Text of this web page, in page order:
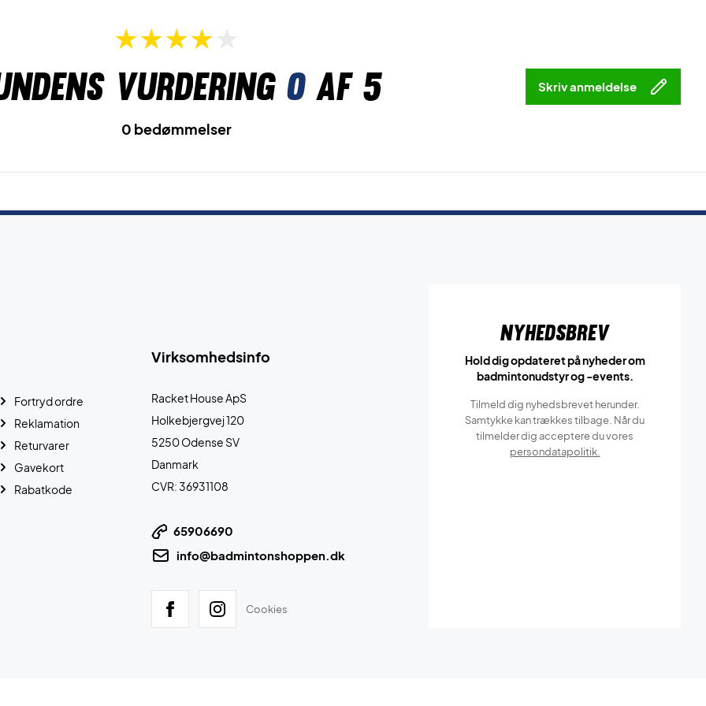
vurdering 0af 5 Skriv anmeldelse
0 bedømmelser
Virksomhedsinfo
Racket House ApS
Holkebjergvej 120
5250 Odense SV
Danmark
CVR: 36931108
65906690
info@badmintonshoppen.dk
Cookies
Fortryd ordre
Reklamation
Returvarer
Gavekort
Rabatkode
Nyhedsbrev
Hold dig opdateret på nyheder om
badmintonudstyr og -events.
Tilmeld dig nyhedsbrevet herunder.
Samtykke kan trækkes tilbage. Når du
tilmelder dig acceptere du vores
persondatapolitik.